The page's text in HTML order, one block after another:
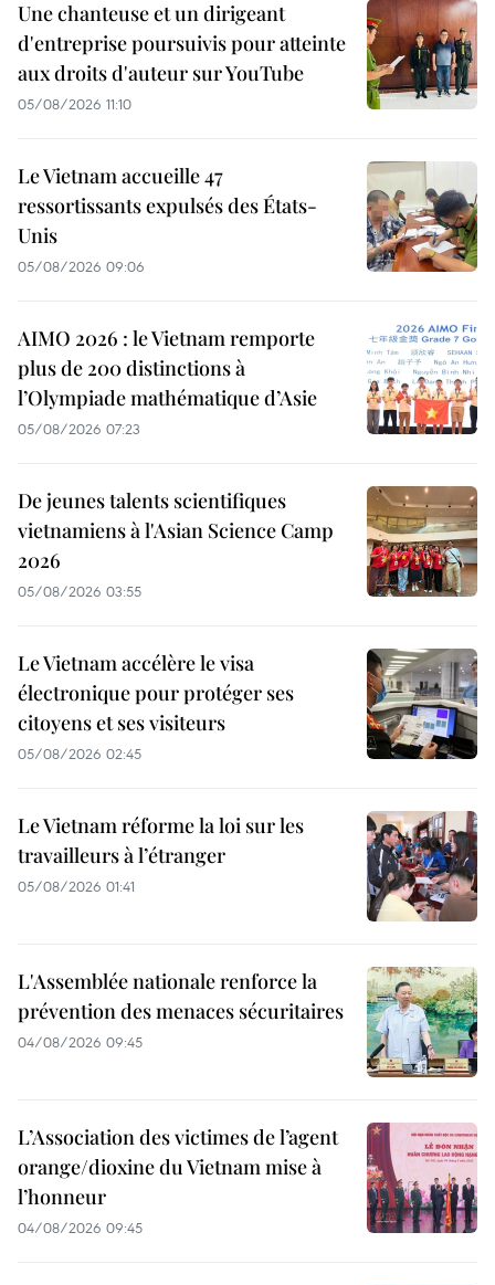
Une chanteuse et un dirigeant
d'entreprise poursuivis pour atteinte
aux droits d'auteur sur YouTube
05/08/2026 11:10
Le Vietnam accueille 47
ressortissants expulsés des États-
Unis
05/08/2026 09:06
AIMO 2026 : le Vietnam remporte
plus de 200 distinctions à
l’Olympiade mathématique d’Asie
05/08/2026 07:23
De jeunes talents scientifiques
vietnamiens à l'Asian Science Camp
2026
05/08/2026 03:55
Le Vietnam accélère le visa
électronique pour protéger ses
citoyens et ses visiteurs
05/08/2026 02:45
Le Vietnam réforme la loi sur les
travailleurs à l’étranger
05/08/2026 01:41
L'Assemblée nationale renforce la
prévention des menaces sécuritaires
04/08/2026 09:45
L’Association des victimes de l’agent
orange/dioxine du Vietnam mise à
l’honneur
04/08/2026 09:45